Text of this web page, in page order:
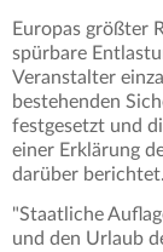
Europas größter
spürbare
Veranstalter
bestehenden
festgesetzt und
einer Erklärung
darüber berichtet.
"Staatliche
und den Urlaub